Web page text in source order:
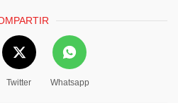
Twitter Whatsapp